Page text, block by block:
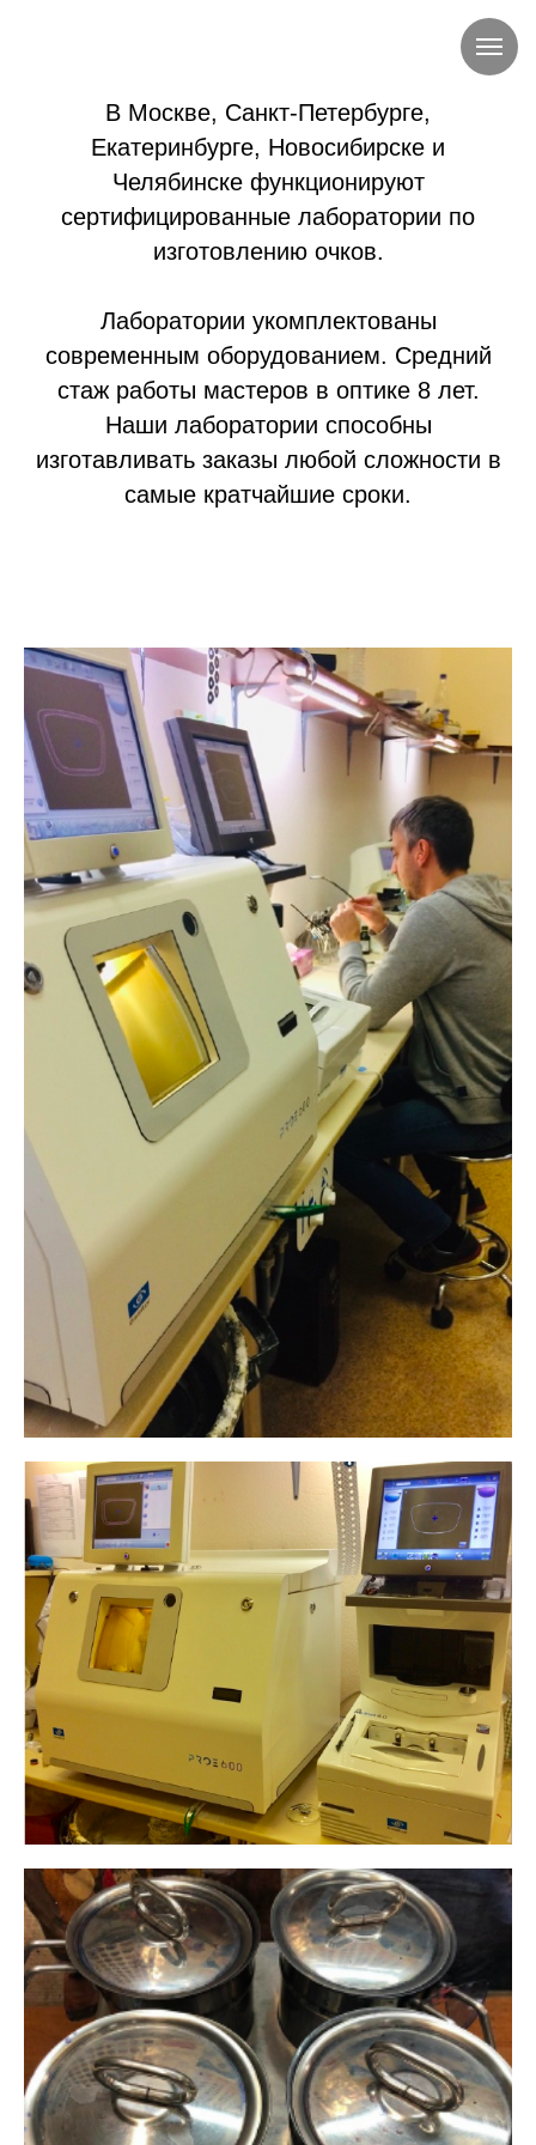
В Москве, Санкт-Петербурге,
Екатеринбурге, Новосибирске и
Челябинске функционируют
сертифицированные лаборатории по
изготовлению очков.
Лаборатории укомплектованы
современным оборудованием. Средний
стаж работы мастеров в оптике 8 лет.
Наши лаборатории способны
изготавливать заказы любой сложности в
самые кратчайшие сроки.